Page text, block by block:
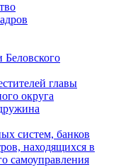
Беловского
главы
округа
систем, банков
находящихся в
самоуправления